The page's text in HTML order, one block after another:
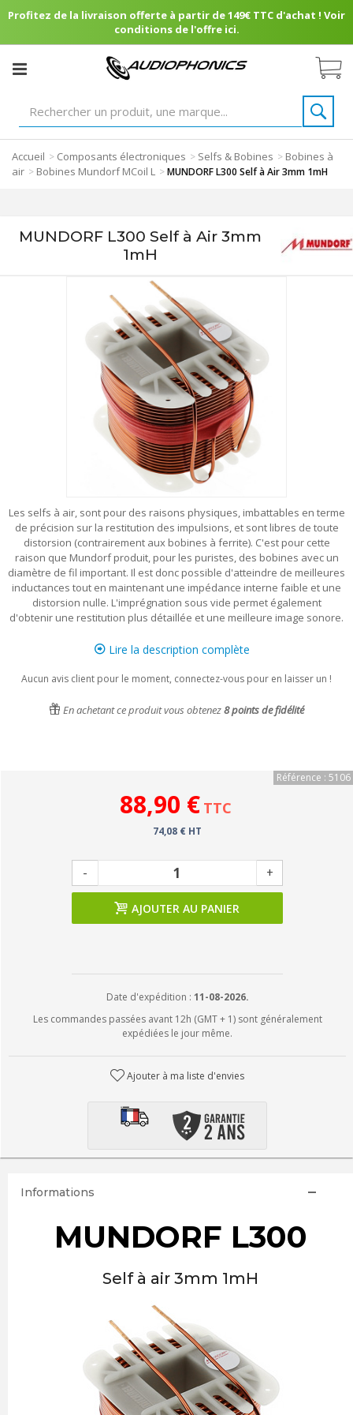
Profitez de la livraison offerte à partir de 149€ TTC d'achat ! Voir
conditions de l'offre ici.
Accueil > Composants électroniques > Selfs & Bobines > Bobines à
air > Bobines Mundorf MCoil L >MUNDORF L300 Self à Air 3mm 1mH
MUNDORF L300 Self à Air 3mm
1mH
Les selfs à air, sont pour des raisons physiques, imbattables en terme
de précision sur la restitution des impulsions, et sont libres de toute
distorsion (contrairement aux bobines à ferrite). C'est pour cette
raison que Mundorf produit, pour les puristes, des bobines avec un
diamètre de fil important. Il est donc possible d'atteindre de meilleures
inductances tout en maintenant une impédance interne faible et une
distorsion nulle. L'imprégnation sous vide permet également
d'obtenir une restitution plus détaillée et une meilleure image sonore.
Lire la description complète
Aucun avis client pour le moment, connectez-vous pour en laisser un !
En achetant ce produit vous obtenez8points de fidélité
Référence : 5106
88,90 € TTC
74,08 € HT
- +
AJOUTER AU PANIER
Date d'expédition : 11-08-2026.
Les commandes passées avant 12h (GMT + 1) sont généralement
expédiées le jour même.
Ajouter à ma liste d'envies
Informations
MUNDORF L300
Self à air 3mm 1mH